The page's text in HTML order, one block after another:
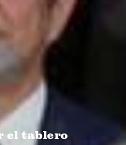
el tablero